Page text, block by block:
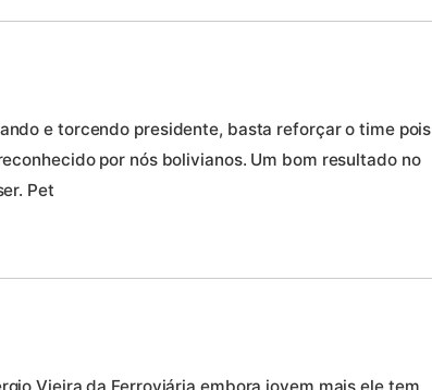
e torcendo presidente, basta reforçar o time pois
por nós bolivianos. Um bom resultado no
Pet